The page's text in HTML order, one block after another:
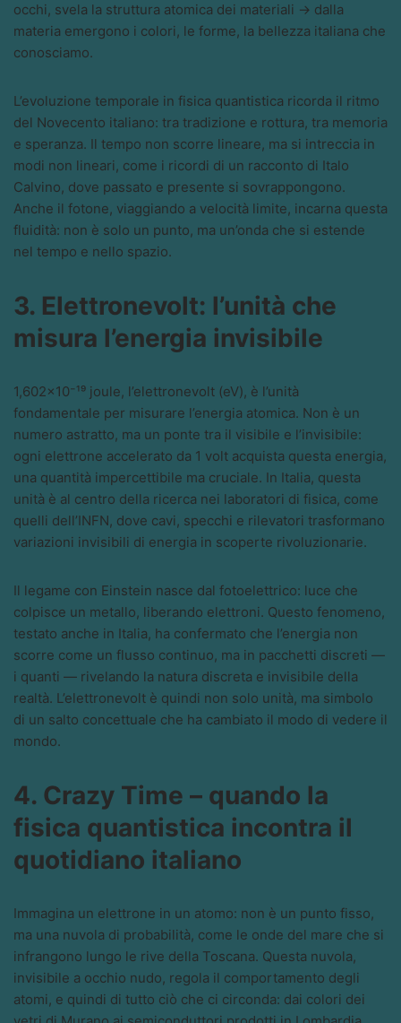
occhi, svela la struttura atomica dei materiali → dalla
materia emergono i colori, le forme, la bellezza italiana che
conosciamo.
L’evoluzione temporale in fisica quantistica ricorda il ritmo
del Novecento italiano: tra tradizione e rottura, tra memoria
e speranza. Il tempo non scorre lineare, ma si intreccia in
modi non lineari, come i ricordi di un racconto di Italo
Calvino, dove passato e presente si sovrappongono.
Anche il fotone, viaggiando a velocità limite, incarna questa
fluidità: non è solo un punto, ma un’onda che si estende
nel tempo e nello spazio.
3. Elettronevolt: l’unità che
misura l’energia invisibile
1,602×10⁻¹⁹ joule, l’elettronevolt (eV), è l’unità
fondamentale per misurare l’energia atomica. Non è un
numero astratto, ma un ponte tra il visibile e l’invisibile:
ogni elettrone accelerato da 1 volt acquista questa energia,
una quantità impercettibile ma cruciale. In Italia, questa
unità è al centro della ricerca nei laboratori di fisica, come
quelli dell’INFN, dove cavi, specchi e rilevatori trasformano
variazioni invisibili di energia in scoperte rivoluzionarie.
Il legame con Einstein nasce dal fotoelettrico: luce che
colpisce un metallo, liberando elettroni. Questo fenomeno,
testato anche in Italia, ha confermato che l’energia non
scorre come un flusso continuo, ma in pacchetti discreti —
i quanti — rivelando la natura discreta e invisibile della
realtà. L’elettronevolt è quindi non solo unità, ma simbolo
di un salto concettuale che ha cambiato il modo di vedere il
mondo.
4. Crazy Time – quando la
fisica quantistica incontra il
quotidiano italiano
Immagina un elettrone in un atomo: non è un punto fisso,
ma una nuvola di probabilità, come le onde del mare che si
infrangono lungo le rive della Toscana. Questa nuvola,
invisibile a occhio nudo, regola il comportamento degli
atomi, e quindi di tutto ciò che ci circonda: dai colori dei